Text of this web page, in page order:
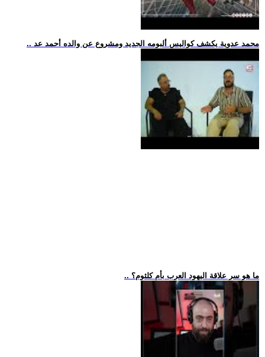
.. محمد عدوية يكشف كواليس ألبومه الجديد ومشروع عن والده أحمد عد
.. ما هو سر علاقة اليهود العرب بأم كلثوم؟